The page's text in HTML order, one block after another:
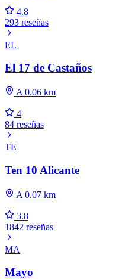
4.8
293 reseñas
EL
El 17 de Castaños
A 0.06 km
4
84 reseñas
TE
Ten 10 Alicante
A 0.07 km
3.8
1842 reseñas
MA
Mayo